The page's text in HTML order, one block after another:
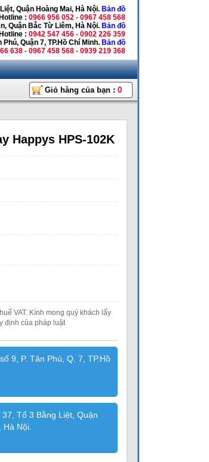
Quận Hoàng Mai, Hà Nội. Bản đồ
Hotline : 0966 956 052 - 0967 458 568
Quận Bắc Từ Liêm, Hà Nội. Bản đồ
Hotline : 0942 547 456 - 0902 226 359
Quận 7, TP.Hồ Chí Minh. Bản đồ
638 - 0967 458 568 - 0939 219 368
Giỏ hàng của bạn : 0
Happys HPS-102K
VAT. Kính mong quý khách lấy
định của pháp luật
9, P. Tân Phú, Q. 7, TP.Hồ
37, Tổ 3 Bằng Liệt, Quận
Hà Nội.